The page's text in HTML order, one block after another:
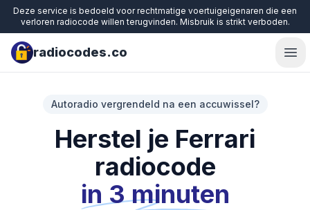
Deze service is bedoeld voor rechtmatige voertuigeigenaren die een
verloren radiocode willen terugvinden. Misbruik is strikt verboden.
radiocodes.co
Autoradio vergrendeld na een accuwissel?
Herstel je Ferrari
radiocode
in 3 minuten